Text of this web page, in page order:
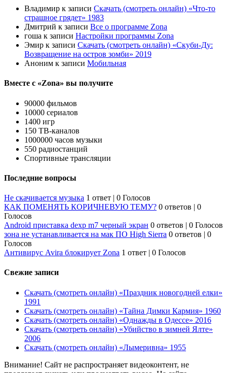
Владимир к записи Скачать (смотреть онлайн) «Что-то
страшное грядет» 1983
Дмитрий к записи Все о программе Zona
гоша к записи Настройки программы Zona
Эмир к записи Скачать (смотреть онлайн) «Скуби-Ду:
Возвращение на остров зомби» 2019
Аноним к записи Мобильная
Вместе с «Zona» вы получите
90000 фильмов
10000 сериалов
1400 игр
150 ТВ-каналов
1000000 часов музыки
550 радиостанций
Спортивные трансляции
Последние вопросы
Не скачивается музыка 1 ответ | 0 Голосов
КАК ПОМЕНЯТЬ КОРИЧНЕВУЮ ТЕМУ? 0 ответов | 0
Голосов
Android приставка dexp m7 черный экран 0 ответов | 0 Голосов
зона не устанавливается на мак ПО High Sierra 0 ответов | 0
Голосов
Антивирус Avira блокирует Zona 1 ответ | 0 Голосов
Свежие записи
Скачать (смотреть онлайн) «Праздник новогодней елки»
1991
Скачать (смотреть онлайн) «Тайна Димки Кармия» 1960
Скачать (смотреть онлайн) «Однажды в Одессе» 2016
Скачать (смотреть онлайн) «Убийство в зимней Ялте»
2006
Скачать (смотреть онлайн) «Лымеривна» 1955
Внимание! Сайт не распространяет видеоконтент, не